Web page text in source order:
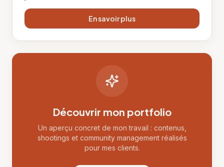
En savoir plus
Découvrir mon portfolio
Un aperçu concret de mon travail : contenus,
shootings et community management réalisés
pour mes clients.